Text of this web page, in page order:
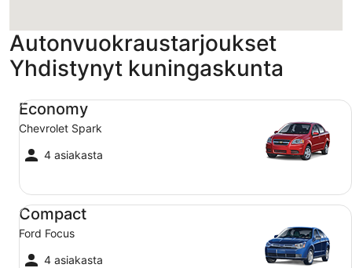
Autonvuokraustarjoukset
Yhdistynyt kuningaskunta
Economy
Chevrolet Spark
4 asiakasta
Economy Chevrolet Spark
Compact
Ford Focus
4 asiakasta
Compact Ford Focus